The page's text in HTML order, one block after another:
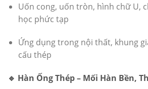
Uốn cong, uốn tròn, hình chữ U,
học phức tạp
Ứng dụng trong nội thất, khung
cấu thép
🔹 Hàn Ống Thép – Mối Hàn Bền,